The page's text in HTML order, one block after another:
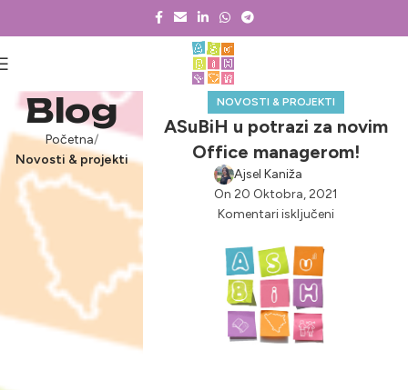
Blog
Početna
Novosti & projekti
NOVOSTI & PROJEKTI
ASuBiH u potrazi za novim
Office managerom!
Ajsel Kaniža
On 20 Oktobra, 2021
Komentari isključeni